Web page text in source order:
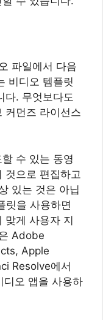
파일에서 다음
비디오 템플릿
다. 무엇보다도
커먼즈 라이선스
수 있는 동영
것으로 편집하고
있는 것은 아닙
릿을 사용하면
맞게 사용자 지
Adobe
Apple
Resolve에서
디오 앱을 사용하